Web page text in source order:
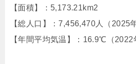
【面積】：5,173.21km2
【総人口】：7,456,470人（2025
【年間平均気温】：16.9℃（2022